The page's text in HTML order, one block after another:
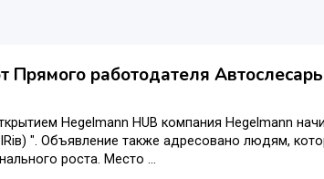
Прямого работодателя Автослесарь
Hegelmann HUB компания Hegelmann
". Объявление также адресовано людям,
роста. Место ...